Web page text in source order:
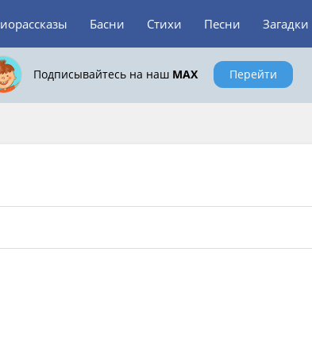
Басни Стихи Песни Загадки
Подписывайтесь на наш MAX Перейти